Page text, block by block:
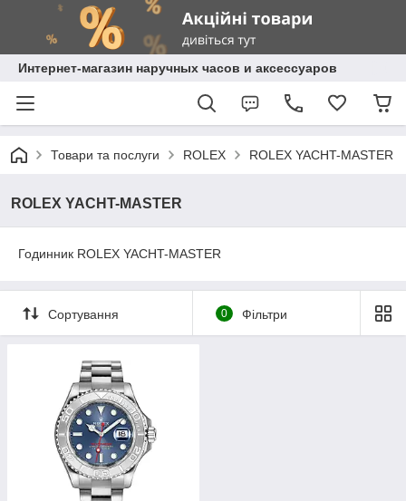
Интернет-магазин наручных часов и аксессуаров
Товари та послуги ROLEX ROLEX YACHT-MASTER
ROLEX YACHT-MASTER
Годинник ROLEX YACHT-MASTER
Сортування 0 Фільтри